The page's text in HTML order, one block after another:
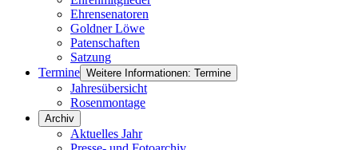
Ehrensenatoren
Goldner Löwe
Patenschaften
Satzung
Termine Weitere Informationen: Termine
Jahresübersicht
Rosenmontage
Archiv
Aktuelles Jahr